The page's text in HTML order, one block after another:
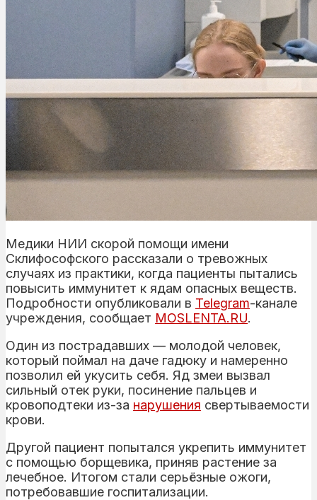
Медики НИИ скорой помощи имени
Склифософского рассказали о тревожных
случаях из практики, когда пациенты пытались
повысить иммунитет к ядам опасных веществ.
Подробности опубликовали в Telegram-канале
учреждения, сообщает MOSLENTA.RU.
Один из пострадавших — молодой человек,
который поймал на даче гадюку и намеренно
позволил ей укусить себя. Яд змеи вызвал
сильный отек руки, посинение пальцев и
кровоподтеки из-за нарушения свертываемости
крови.
Другой пациент попытался укрепить иммунитет
с помощью борщевика, приняв растение за
лечебное. Итогом стали серьёзные ожоги,
потребовавшие госпитализации.